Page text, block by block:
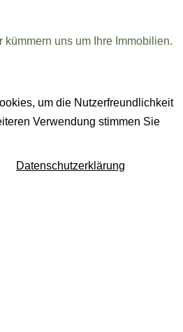
kümmern uns um Ihre Immobilien.
um die Nutzerfreundlichkeit
Verwendung stimmen Sie
Datenschutzerklärung